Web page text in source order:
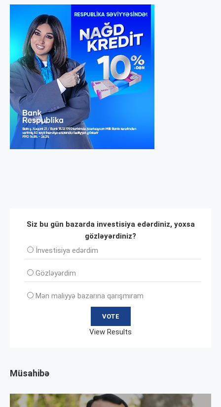
Siz bu gün bazarda investisiya edərdiniz, yoxsa
gözləyərdiniz?
İnvеstisiya edərdim
Gözləyərdim
Mən maliyyə bazarına qarışmıram
View Results
Müsahibə